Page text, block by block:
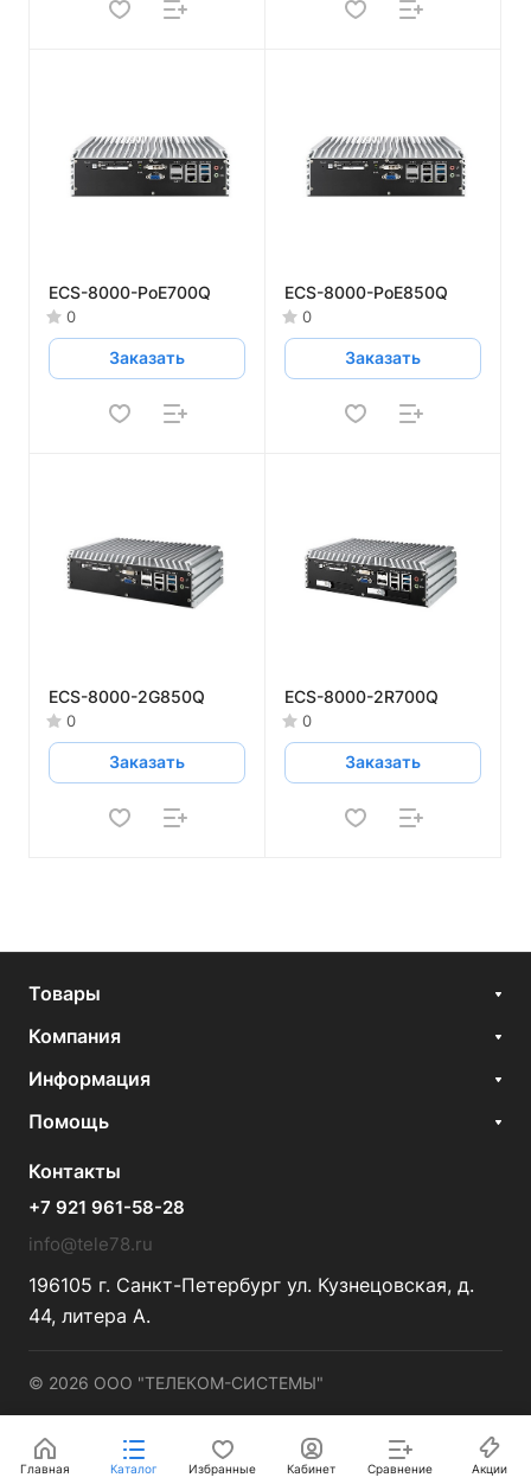
ECS-8000-PoE700Q
0
Заказать
ECS-8000-PoE850Q
0
Заказать
ECS-8000-2G850Q
0
Заказать
ECS-8000-2R700Q
0
Заказать
Товары
Компания
Информация
Помощь
Контакты
+7 921 961-58-28
info@tele78.ru
196105 г. Санкт-Петербург ул. Кузнецовская, д.
44, литера А.
© 2026 ООО "ТЕЛЕКОМ-СИСТЕМЫ"
Главная Каталог Избранные Кабинет Сравнение Акции